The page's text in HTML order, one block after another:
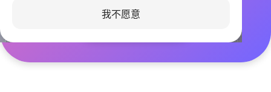
我不愿意
立即下载